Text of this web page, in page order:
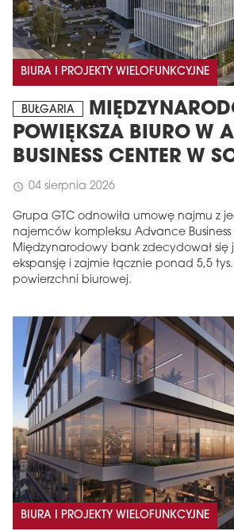
BIURA I PROJEKTY WIELOFUNKCYJNE
BUŁGARIA
POWIĘKSZA BIURO W
BUSINESS CENTER W
schedule 04 sierpnia 2026
Grupa GTC odnowiła umowę najmu z
najemców kompleksu Advance Business
Międzynarodowy bank zdecydował się
ekspansję i zajmie łącznie ponad 5,5
powierzchni biurowej.
BIURA I PROJEKTY WIELOFUNKCYJNE